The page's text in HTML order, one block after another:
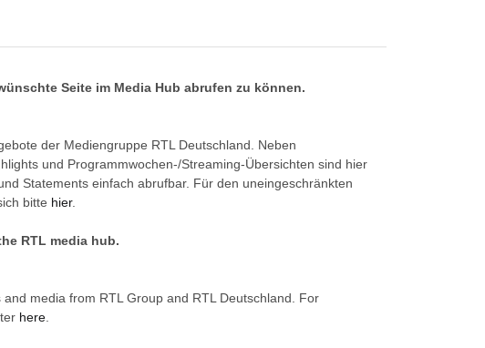
Seite im Media Hub abrufen zu können.
der Mediengruppe RTL Deutschland. Neben
und Programmwochen-/Streaming-Übersichten sind hier
Statements einfach abrufbar. Für den uneingeschränkten
bitte hier.
RTL media hub.
media from RTL Group and RTL Deutschland. For
here.